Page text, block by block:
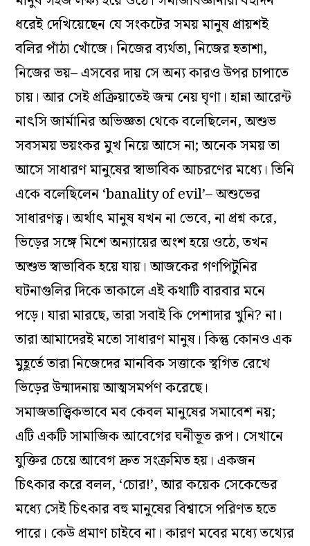
ধরেই দেখিয়েছেন যে সংকটের সময় মানুষ প্রায়শই
বলির পাঁঠা খোঁজে। নিজের ব্যর্থতা, নিজের হতাশা,
নিজের ভয়– এসবের দায় সে অন্য কারও উপর চাপাতে
চায়। আর সেই প্রক্রিয়াতেই জন্ম নেয় ঘৃণা। হান্না আরেন্ট
নাৎসি জার্মানির অভিজ্ঞতা থেকে বলেছিলেন, অশুভ
সবসময় ভয়ংকর মুখ নিয়ে আসে না; অনেক সময় তা
আসে সাধারণ মানুষের স্বাভাবিক আচরণের মধ্যে। তিনি
একে বলেছিলেন ‘banality of evil’– অশুভের
সাধারণত্ব। অর্থাৎ মানুষ যখন না ভেবে, না প্রশ্ন করে,
ভিড়ের সঙ্গে মিশে অন্যায়ের অংশ হয়ে ওঠে, তখন
অশুভ স্বাভাবিক হয়ে যায়। আজকের গণপিটুনির
ঘটনাগুলির দিকে তাকালে এই কথাটি বারবার মনে
পড়ে। যারা মারছে, তারা সবাই কি পেশাদার খুনি? না।
তারা আমাদেরই মতো সাধারণ মানুষ। কিন্তু কোনও এক
মুহূর্তে তারা নিজেদের মানবিক সত্তাকে স্থগিত রেখে
ভিড়ের উন্মাদনায় আত্মসমর্পণ করেছে।
সমাজতাত্ত্বিকভাবে মব কেবল মানুষের সমাবেশ নয়;
এটি একটি সামাজিক আবেগের ঘনীভূত রূপ। সেখানে
যুক্তির চেয়ে আবেগ দ্রুত সংক্রমিত হয়। একজন
চিৎকার করে বলল, ‘চোর!’, আর কয়েক সেকেন্ডের
মধ্যে সেই চিৎকার বহু মানুষের বিশ্বাসে পরিণত হতে
পারে। কেউ প্রমাণ চাইবে না। কারণ মবের মধ্যে তথ্যের